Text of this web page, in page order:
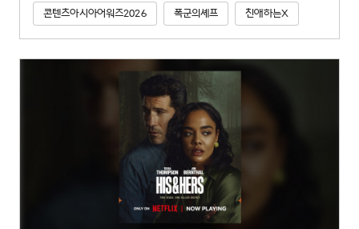
콘텐츠아시아어워즈2026 폭군의셰프 친애하는X